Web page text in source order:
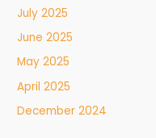
July 2025
June 2025
May 2025
April 2025
December 2024